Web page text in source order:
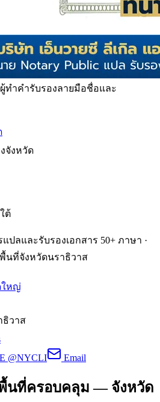
ทำคำรับรองลายมือชื่อและ
จังหวัด
ต้
ปลและรับรองเอกสาร 50+ ภาษา ·
พื้นที่จังหวัดนราธิวาส
ใหญ่
ธิวาส
@NYCLI Email
นที่ครอบคลุม — จังหวัด